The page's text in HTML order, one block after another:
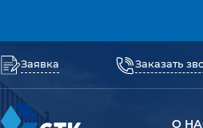
Заявка Заказать
О